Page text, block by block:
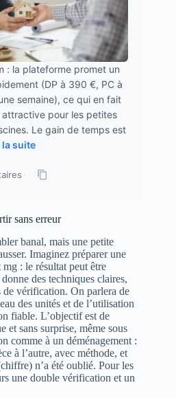
: la plateforme promet un
(DP à 390 €, PC à
semaine), ce qui en fait
pour les petites
Le gain de temps est
la suite
·
sans erreur
banal, mais une petite
Imaginez préparer une
: le résultat peut être
des techniques claires,
de vérification. On parlera de
des unités et de l’utilisation
fiable. L’objectif est de
et sans surprise, même sous
comme à un déménagement :
à l’autre, avec méthode, et
n’a été oublié. Pour les
une double vérification et un